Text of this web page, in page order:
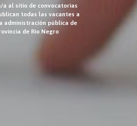
a al sitio de convocatorias
todas las vacantes a
administración pública de
de Río Negro